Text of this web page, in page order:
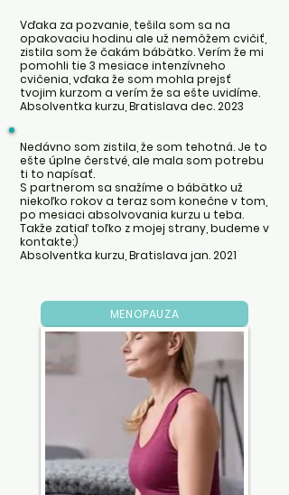
Vďaka za pozvanie, tešila som sa na
opakovaciu hodinu ale už nemôžem cvičiť,
zistila som že čakám bábätko.Verím že mi
pomohli tie 3 mesiace intenzívneho
cvičenia, vďaka že som mohla prejsť
tvojim kurzom a verím že sa ešte uvidíme.
Absolventka kurzu, Bratislava dec. 2023
Nedávno som zistila, že som tehotná. Je to
ešte úplne čerstvé, ale mala som potrebu
ti to napísať.
S partnerom sa snažíme o bábätko už
niekoľko rokov a teraz som konečne v tom,
po mesiaci absolvovania kurzu u teba.
Takže zatiaľ toľko z mojej strany, budeme v
kontakte:)
Absolventka kurzu, Bratislava jan. 2021
MENOPAUZA